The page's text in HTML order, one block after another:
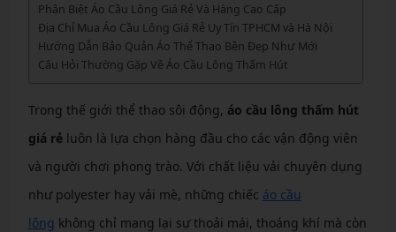
Phân Biệt Áo Cầu Lông Giá Rẻ Và Hàng Cao Cấp
Địa Chỉ Mua Áo Cầu Lông Giá Rẻ Uy Tín TPHCM và Hà Nội
Hướng Dẫn Bảo Quản Áo Thể Thao Bền Đẹp Như Mới
Câu Hỏi Thường Gặp Về Áo Cầu Lông Thấm Hút
Trong thế giới thể thao sôi động, áo cầu lông thấm hút
giá rẻluôn là lựa chọn hàng đầu cho các vận động viên
và người chơi phong trào. Với chất liệu vải chuyên dụng
như polyester hay vải mè, những chiếc áo cầu
lông không chỉ mang lại sự thoải mái, thoáng khí mà còn